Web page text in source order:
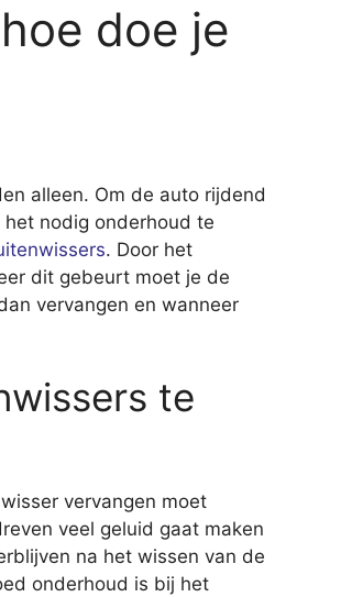
doe je
alleen. Om de auto rijdend
nodig onderhoud te
. Door het
dit gebeurt moet je de
vervangen en wanneer
te
vervangen moet
veel geluid gaat maken
na het wissen van de
onderhoud is bij het